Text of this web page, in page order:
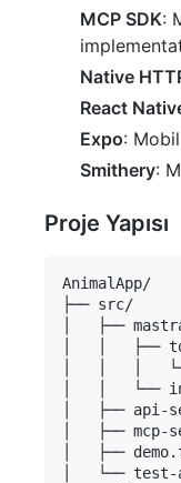
MCP SDK:
Native
React
Expo:
Smithery:
Proje Yapısı
AnimalApp/
├── src/
│   ├──
│   │   ├──
│   │   │
│   │   └──
│   ├──
│   ├──
│   ├──
│   └──